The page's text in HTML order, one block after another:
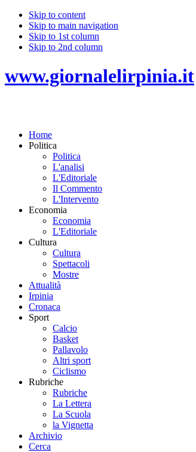
Skip to content
Skip to main navigation
Skip to 1st column
Skip to 2nd column
www.giornalelirpinia.it
Home
Politica
Politica
L'analisi
L'Editoriale
Il Commento
L'Intervento
Economia
Economia
L'Editoriale
Cultura
Cultura
Spettacoli
Mostre
Attualità
Irpinia
Cronaca
Sport
Calcio
Basket
Pallavolo
Altri sport
Ciclismo
Rubriche
Rubriche
La Lettera
La Scuola
la Vignetta
Archivio
Cerca